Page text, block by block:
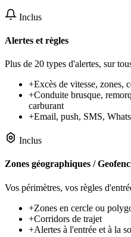
Inclus
Alertes et règles
Plus de 20 types d'alertes, sur
+Excès de vitesse, zones,
+Conduite brusque,
carburant
+Email, push, SMS,
Inclus
Zones géographiques /
Vos périmètres, vos règles
+Zones en cercle ou
+Corridors de trajet
+Alertes à l'entrée et à la